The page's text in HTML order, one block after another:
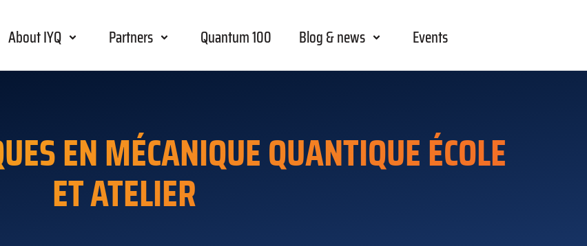
About IYQ Partners Quantum 100 Blog & news Events
EN MÉCANIQUE QUANTIQUE ÉCOLE
ET ATELIER